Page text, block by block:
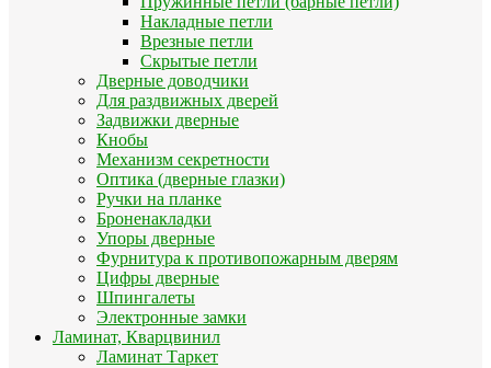
Накладные петли
Врезные петли
Скрытые петли
Дверные доводчики
Для раздвижных дверей
Задвижки дверные
Кнобы
Механизм секретности
Оптика (дверные глазки)
Ручки на планке
Броненакладки
Упоры дверные
Фурнитура к противопожарным дверям
Цифры дверные
Шпингалеты
Электронные замки
Ламинат, Кварцвинил
Ламинат Таркет